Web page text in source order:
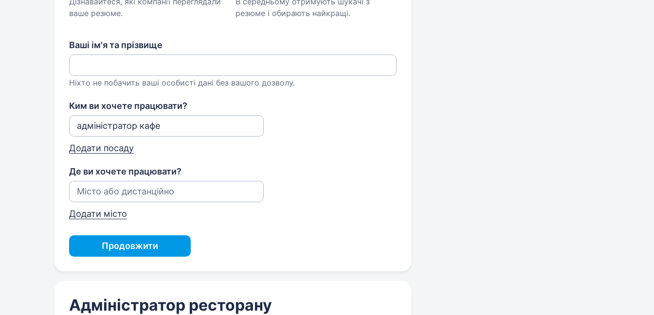
ваше резюме.
резюме і обирають найкращі.
Ваші ім'я та прізвище
Ніхто не побачить ваші особисті дані без вашого дозволу.
Ким ви хочете працювати?
Додати посаду
Де ви хочете працювати?
Додати місто
Продовжити
Адміністратор ресторану